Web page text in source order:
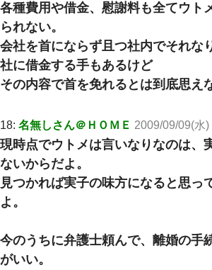
各種費用や借金、慰謝料も全てウト
られない。
会社を首にならず且つ社内でそれな
社に借金する手もあるけど
その内容で首を免れるとは到底思え
18: 名無しさん＠ＨＯＭＥ 2009/09/09(水
現時点でウトメは言いなりなのは、
ないからだよ。
見つかれば実子の味方になると思っ
よ。
今のうちに弁護士頼んで、離婚の手
がいい。